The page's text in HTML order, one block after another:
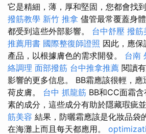
它是精細，薄，厚和堅固，您都會找
撥筋教學 新竹 推拿 儘管最常覆蓋身
都受到這些外部影響。 台中舒壓 撥筋
推薦用書 國際整復師證照 因此，應
產品，以根據膚色的需求開發。 台南
絡調理 面部撥筋 台中推拿推薦 閱讀
影響的更多信息。 BB霜應該很輕，應
荷皮膚。 台中 抓龍筋 BB和CC面霜
素的成分，這些成分有助於隱藏瑕疵
筋美容 結果，防曬霜應該是化妝品袋
在海灘上而且每天都應用。